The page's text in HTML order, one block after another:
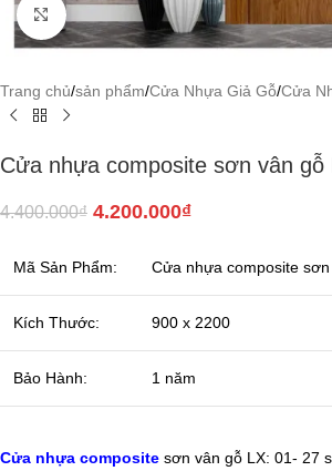
Click to enlarge
Trang chủ/sản phẩm/Cửa Nhựa Giả Gỗ/Cửa
Cửa nhựa composite sơn vân gỗ
4.400.000₫ 4.200.000₫
Mã Sản Phẩm: Cửa nhựa composite
Kích Thước: 900 x 2200
Bảo Hành: 1 năm
Cửa nhựa composite sơn vân gỗ LX: 01- 27